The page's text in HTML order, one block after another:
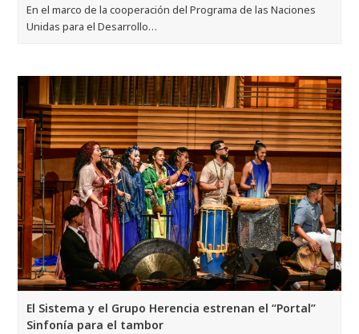
En el marco de la cooperación del Programa de las Naciones
Unidas para el Desarrollo…
El Sistema y el Grupo Herencia estrenan el “Portal”
Sinfonía para el tambor